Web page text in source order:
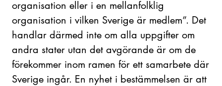
organisation eller i en mellanfolklig
organisation i vilken Sverige är medlem”. Det
handlar därmed inte om alla uppgifter om
andra stater utan det avgörande är om de
förekommer inom ramen för ett samarbete där
Sverige ingår. En nyhet i bestämmelsen är att